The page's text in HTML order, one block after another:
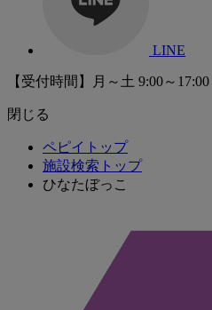
LINE
【受付時間】月～土 9:00～17:00
閉じる
ペピイトップ
施設検索トップ
ひなたぼっこ